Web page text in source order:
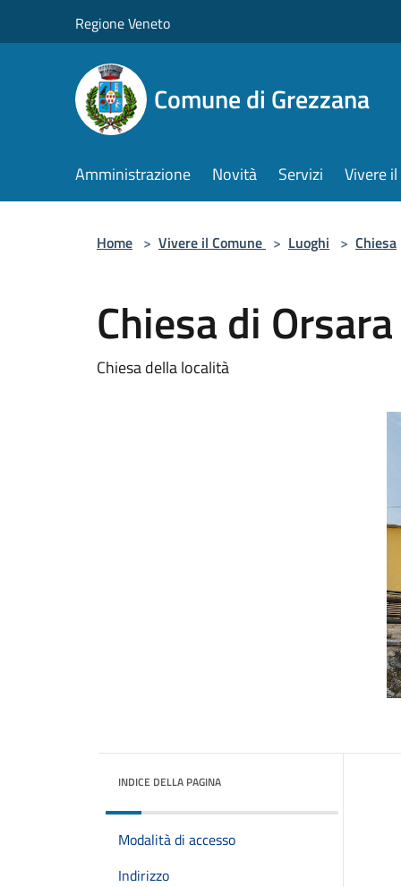
Regione Veneto
Comune di Grezzana
Amministrazione Novità Servizi Vivere
Home > Vivere il Comune > Luoghi > Chiesa
Chiesa di Orsara
Chiesa della località
INDICE DELLA PAGINA
Modalità di accesso
Indirizzo